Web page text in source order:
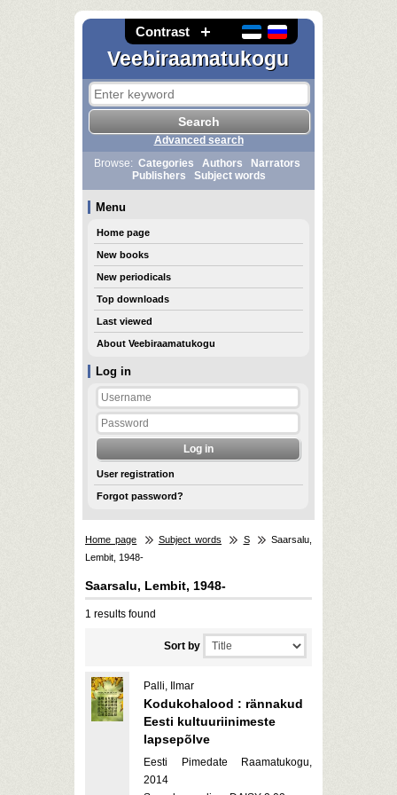
Contrast
Veebiraamatukogu
Log in
User registration
Forgot password?
Advanced search
Browse: Categories Authors
Narrators
Publishers
Subject words
Menu
Home page
New books
New periodicals
Top downloads
Last viewed
About Veebiraamatukogu
Home page Subject words S
Saarsalu,
Lembit, 1948-
Saarsalu, Lembit, 1948-
1 results found
Sort by
Palli, Ilmar
Kodukohalood : rännakud
Eesti kultuuriinimeste
lapsepõlve
Eesti Pimedate Raamatukogu,
2014